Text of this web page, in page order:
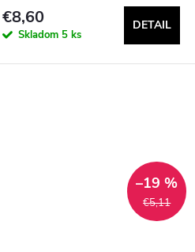
€8,60
Skladom 5 ks
DETAIL
€5,11
–19 %